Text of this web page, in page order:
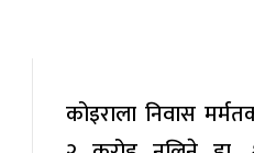
कोइराला निवास